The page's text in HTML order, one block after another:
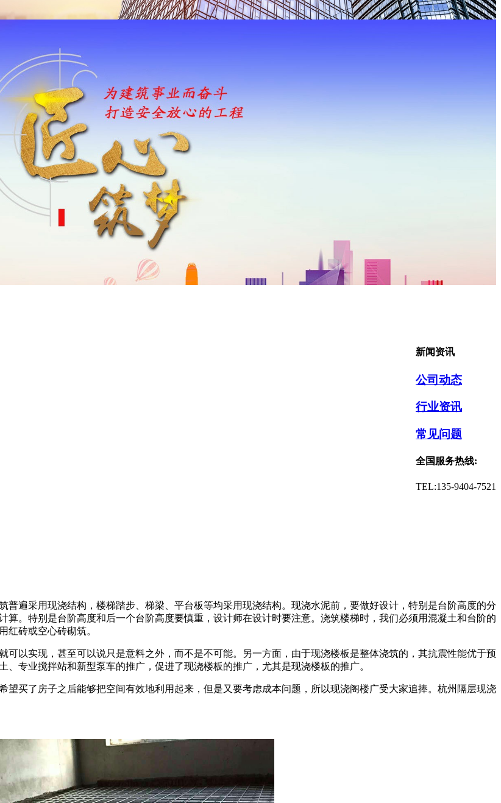
新闻资讯
公司动态
行业资讯
常见问题
全国服务热线:
TEL:135-9404-7521
遍采用现浇结构，楼梯踏步、梯梁、平台板等均采用现浇结构。现浇水泥前，要做好设计，特别是台阶高度的分
。特别是台阶高度和后一个台阶高度要慎重，设计师在设计时要注意。浇筑楼梯时，我们必须用混凝土和台阶的
红砖或空心砖砌筑。
以实现，甚至可以说只是意料之外，而不是不可能。另一方面，由于现浇楼板是整体浇筑的，其抗震性能优于预
专业搅拌站和新型泵车的推广，促进了现浇楼板的推广，尤其是现浇楼板的推广。
买了房子之后能够把空间有效地利用起来，但是又要考虑成本问题，所以现浇阁楼广受大家追捧。杭州隔层现浇